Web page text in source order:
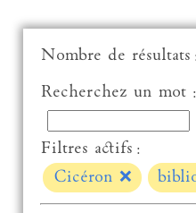
Nombre de résultats
Recherchez un mot :
Filtres actifs :
Cicéron ❌